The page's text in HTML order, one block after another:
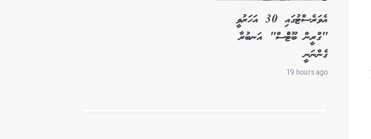
އެވަރެސްޓުގައި 30 އަހަރުވީ
"ގްރީން ބޫޓުްސް" އަނބުރާ
ގެންނަނީ
19 hours ago